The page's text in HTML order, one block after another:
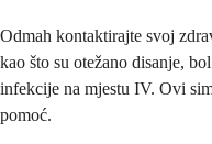
Odmah kontaktirajte svoj
kao što su otežano disanje,
infekcije na mjestu IV. Ovi
pomoć.